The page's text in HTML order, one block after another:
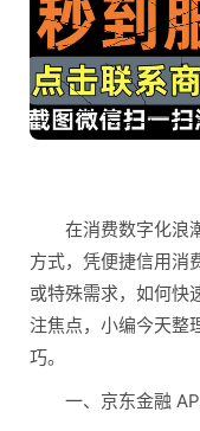
在消费数字化浪
方式，凭便捷信用消
或特殊需求，如何快
注焦点，小编今天整
巧。
一、京东金融